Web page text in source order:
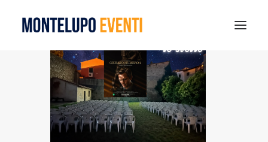
MONTELUPO SPORT DAYS 2026
ESTATE A MONTELUPO
VISIT MONTELUPO